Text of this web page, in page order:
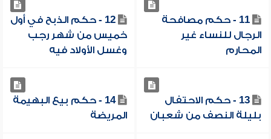
11 - حكم مصافحة
الرجال للنساء غير
المحارم
12 - حكم الذبح في أول
خميس من شهر رجب
وغسل الأولاد فيه
13 - حكم الاحتفال
بليلة النصف من شعبان
14 - حكم بيع البهيمة
المريضة